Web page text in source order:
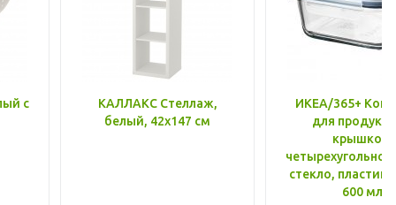
с
КАЛЛАКС Стеллаж,
белый, 42x147 см
ИКЕА/365+
для
крышкой,
стекло, пластик
600 мл